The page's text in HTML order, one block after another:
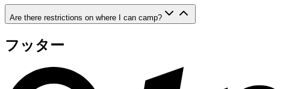
Are there restrictions on where I can camp?
フッター